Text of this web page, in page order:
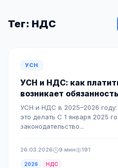
Тег: НДС
УСН
УСН и НДС: как
возникает
УСН и НДС в 2025–2026 году:
это делать С 1 января 2025
законодательство...
26.03.2026 9 мин 191
2026 НДС